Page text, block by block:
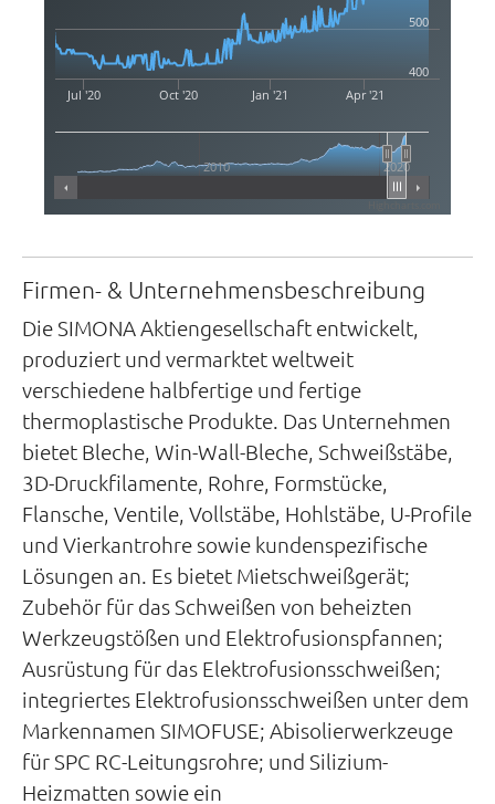
Jul '20 Oct '20 Jan '21 Apr '21
2010 2020
400
500
Firmen- & Unternehmensbeschreibung
Die SIMONA Aktiengesellschaft entwickelt,
produziert und vermarktet weltweit
verschiedene halbfertige und fertige
thermoplastische Produkte. Das Unternehmen
bietet Bleche, Win-Wall-Bleche, Schweißstäbe,
3D-Druckfilamente, Rohre, Formstücke,
Flansche, Ventile, Vollstäbe, Hohlstäbe, U-Profile
und Vierkantrohre sowie kundenspezifische
Lösungen an. Es bietet Mietschweißgerät;
Zubehör für das Schweißen von beheizten
Werkzeugstößen und Elektrofusionspfannen;
Ausrüstung für das Elektrofusionsschweißen;
integriertes Elektrofusionsschweißen unter dem
Markennamen SIMOFUSE; Abisolierwerkzeuge
für SPC RC-Leitungsrohre; und Silizium-
Heizmatten sowie ein